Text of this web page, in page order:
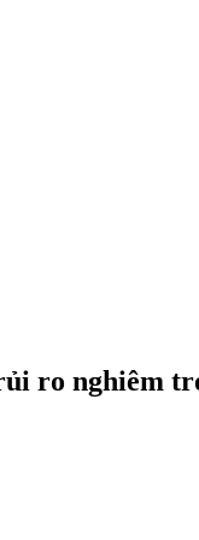
ro nghiêm